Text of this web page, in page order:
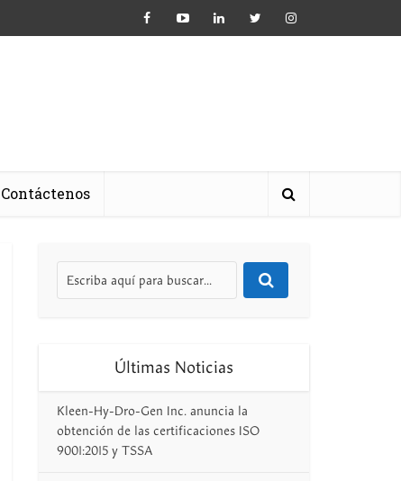
Contáctenos
Últimas Noticias
Kleen-Hy-Dro-Gen Inc. anuncia la
obtención de las certificaciones ISO
9001:2015 y TSSA